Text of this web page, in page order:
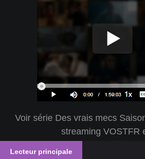
Voir série Des vrais mecs
streaming VOSTFR
Lecteur principale